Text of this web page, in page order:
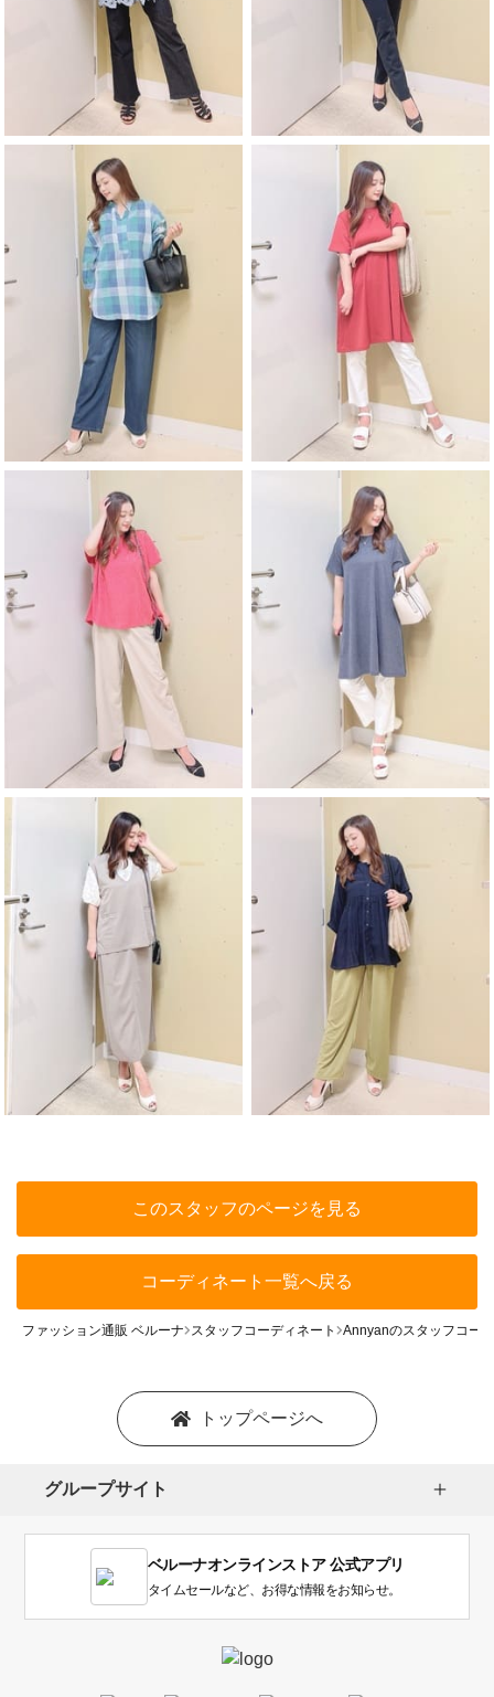
このスタッフのページを見る
コーディネート一覧へ戻る
ファッション通販 ベルーナ スタッフコーディネート Annyanのスタッフコー
トップページへ
グループサイト
ベルーナオンラインストア 公式アプリ
タイムセールなど、お得な情報をお知らせ。